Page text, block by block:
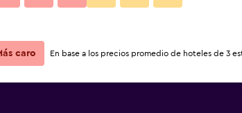
caro En base a los precios promedio de hoteles de 3